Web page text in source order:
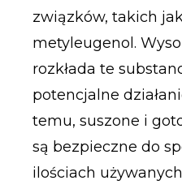
związków, takich
metyleugenol.
rozkłada te
potencjalne
temu, suszone i
są bezpieczne do
ilościach